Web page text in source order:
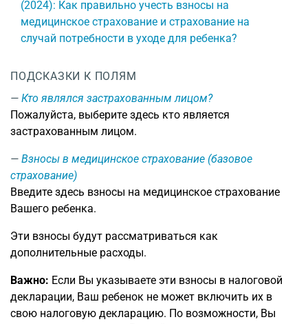
(2024): Как правильно учесть взносы на
медицинское страхование и страхование на
случай потребности в уходе для ребенка?
ПОДСКАЗКИ К ПОЛЯМ
Кто являлся застрахованным лицом?
Пожалуйста, выберите здесь кто является
застрахованным лицом.
Взносы в медицинское страхование (базовое
страхование)
Введите здесь взносы на медицинское страхование
Вашего ребенка.
Эти взносы будут рассматриваться как
дополнительные расходы.
Важно: Если Вы указываете эти взносы в налоговой
декларации, Ваш ребенок не может включить их в
свою налоговую декларацию. По возможности, Вы